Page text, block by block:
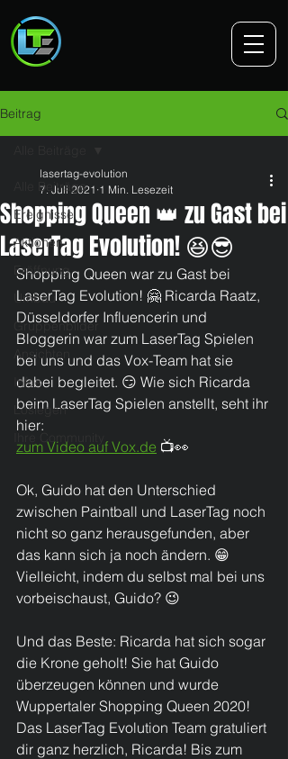
Beitrag
Alle Beiträge
Ereignisse
Aktionen
Eröffnung
Umbau
Gruppenbilder
Ansichten
Infos
Loslegen
Ihre Community
Shopping Queen 👑 zu Gast bei
LaserTag Evolution! 😆😎
lasertag-evolution
7. Juli 2021 1 Min. Lesezeit
Shopping Queen war zu Gast bei
LaserTag Evolution! 🤗 Ricarda Raatz,
Düsseldorfer Influencerin und
Bloggerin war zum LaserTag Spielen
bei uns und das Vox-Team hat sie
dabei begleitet. 😏 Wie sich Ricarda
beim LaserTag Spielen anstellt, seht ihr
hier:
zum Video auf Vox.de 📺👀
Ok, Guido hat den Unterschied
zwischen Paintball und LaserTag noch
nicht so ganz herausgefunden, aber
das kann sich ja noch ändern. 😁
Vielleicht, indem du selbst mal bei uns
vorbeischaust, Guido? 😉
Und das Beste: Ricarda hat sich sogar
die Krone geholt! Sie hat Guido
überzeugen können und wurde
Wuppertaler Shopping Queen 2020!
Das LaserTag Evolution Team gratuliert
dir ganz herzlich, Ricarda! Bis zum